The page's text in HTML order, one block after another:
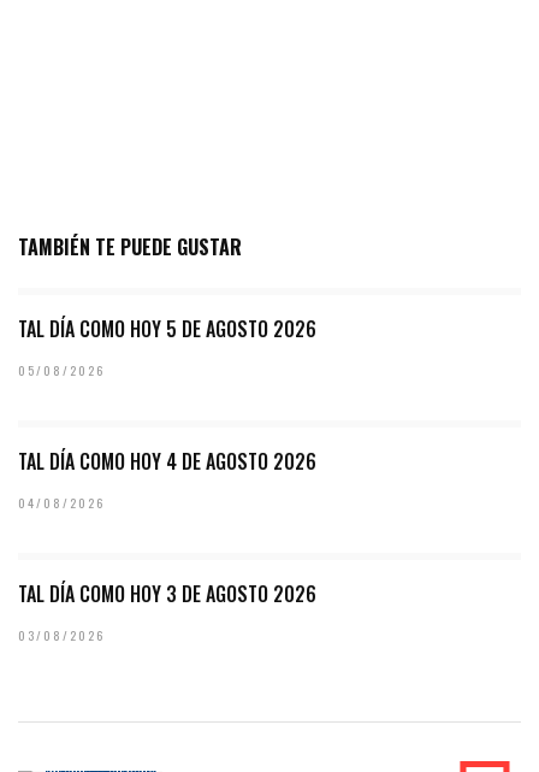
TAMBIÉN TE PUEDE GUSTAR
TAL DÍA COMO HOY 5 DE AGOSTO 2026
05/08/2026
TAL DÍA COMO HOY 4 DE AGOSTO 2026
04/08/2026
TAL DÍA COMO HOY 3 DE AGOSTO 2026
03/08/2026